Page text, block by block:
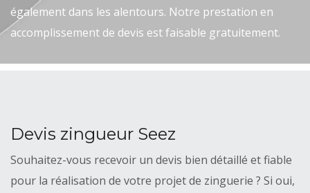
également dans les alentours. Notre prestation en
accomplissement de devis est faisable gratuitement.
Devis zingueur Seez
Souhaitez-vous recevoir un devis bien détaillé et fiable
pour la réalisation de votre projet de zinguerie ? Si oui,